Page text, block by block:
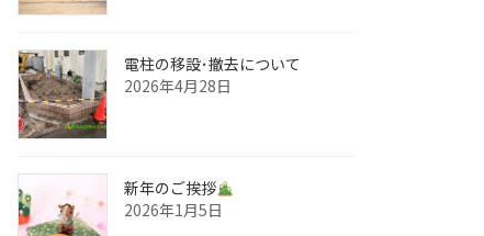
電柱の移設･撤去について
2026年4月28日
新年のご挨拶
2026年1月5日